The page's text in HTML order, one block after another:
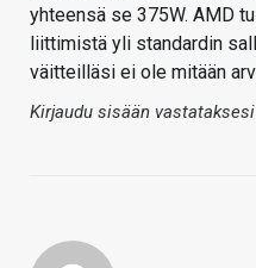
yhteensä se 375W. AMD
liittimistä yli standardin
väitteilläsi ei ole mitään
Kirjaudu sisään vastataksesi